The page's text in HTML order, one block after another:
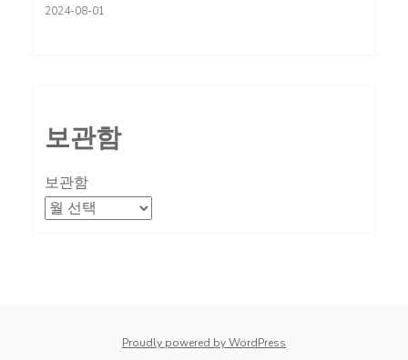
2024-08-01
보관함
보관함
Proudly powered by WordPress